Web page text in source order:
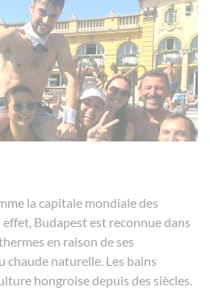
la capitale mondiale des
Budapest est reconnue dans
en raison de ses
chaude naturelle. Les bains
hongroise depuis des siècles.